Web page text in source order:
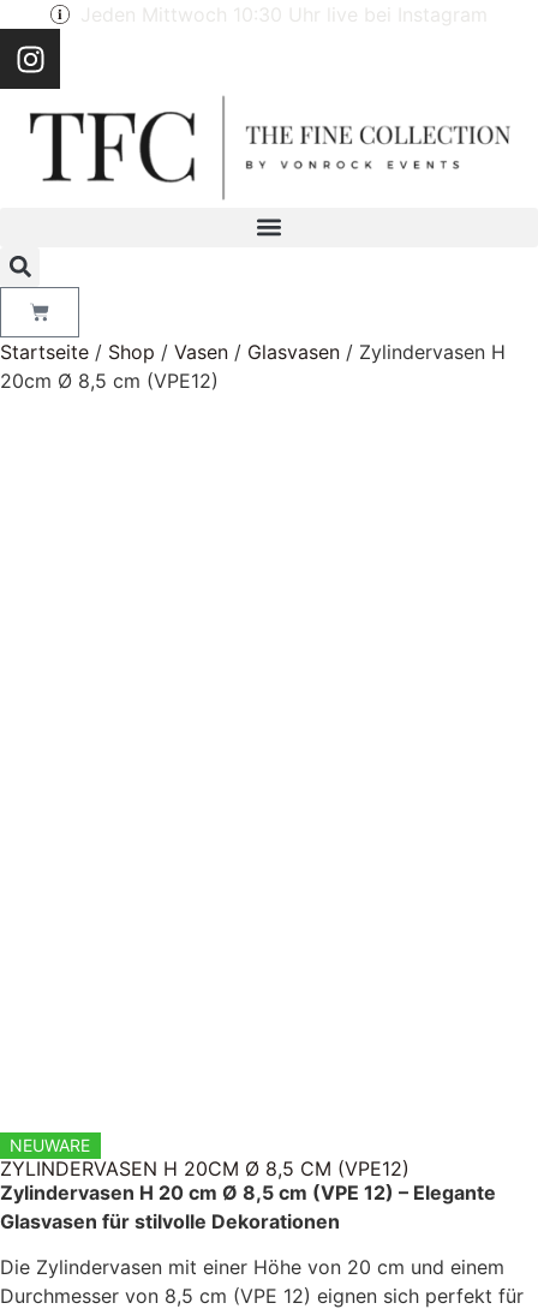
Jeden Mittwoch 10:30 Uhr live bei Instagram
Startseite / Shop / Vasen / Glasvasen / Zylindervasen H
20cm Ø 8,5 cm (VPE12)
NEUWARE
ZYLINDERVASEN H 20CM Ø 8,5 CM (VPE12)
Zylindervasen H 20 cm Ø 8,5 cm (VPE 12) – Elegante
Glasvasen für stilvolle Dekorationen
Die Zylindervasen mit einer Höhe von 20 cm und einem
Durchmesser von 8,5 cm (VPE 12) eignen sich perfekt für